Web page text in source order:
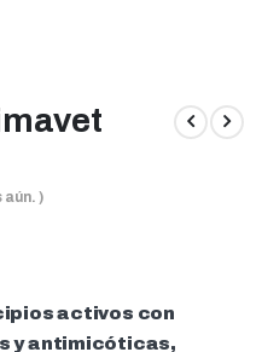
aún. )
activos con
y antimicóticas,